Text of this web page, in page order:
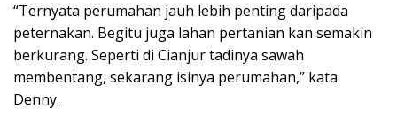
“Ternyata perumahan jauh lebih penting daripada
peternakan. Begitu juga lahan pertanian kan semakin
berkurang. Seperti di Cianjur tadinya sawah
membentang, sekarang isinya perumahan,” kata
Denny.